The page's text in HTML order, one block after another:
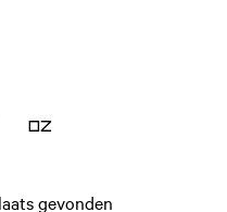
OZ
gevonden